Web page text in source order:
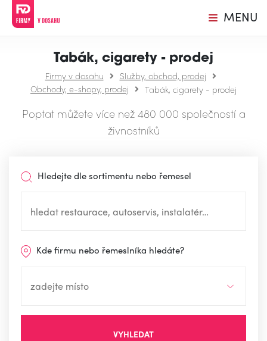
MENU
Tabák, cigarety - prodej
Firmy v dosahu
Služby, obchod, prodej
Obchody, e-shopy, prodej
Tabák, cigarety - prodej
Poptat můžete více než 480 000 společností a
živnostníků
Hledejte dle sortimentu nebo řemesel
Kde firmu nebo řemeslníka hledáte?
VYHLEDAT